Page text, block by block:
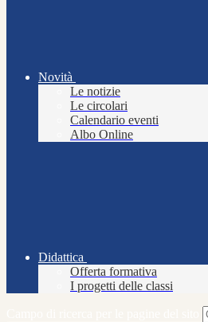
Novità
Le notizie
Le circolari
Calendario eventi
Albo Online
Didattica
Offerta formativa
I progetti delle classi